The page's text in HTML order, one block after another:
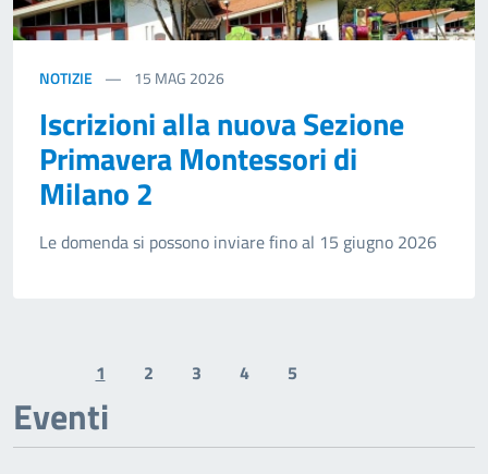
NOTIZIE 15 MAG 2026
Iscrizioni alla nuova Sezione
Primavera Montessori di
Milano 2
Le domenda si possono inviare fino al 15 giugno 2026
Previous page
1 2 3 4 5
Eventi